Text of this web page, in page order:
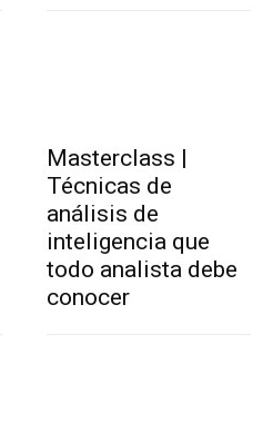
Masterclass |
Técnicas de
análisis de
inteligencia que
todo analista debe
conocer